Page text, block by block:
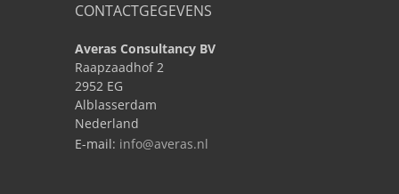
CONTACTGEGEVENS
Averas Consultancy BV
Raapzaadhof 2
2952 EG
Alblasserdam
Nederland
E-mail: info@averas.nl